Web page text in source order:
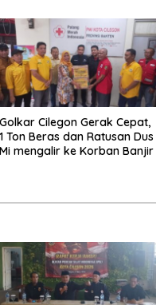
Golkar Cilegon Gerak Cepat,
1 Ton Beras dan Ratusan Dus
Mi mengalir ke Korban Banjir